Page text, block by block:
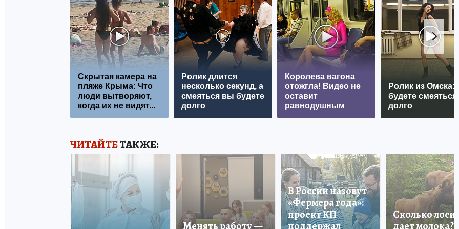
Скрытая камера на
пляже Крыма: Что
люди вытворяют,
когда их не видят...
Ролик длится
несколько секунд, а
смеяться вы будете
долго
Королева вагона
отожгла! Видео не
оставит
равнодушным
Ролик из Омска:
будете смеяться
долго
ЧИТАЙТЕТАКЖЕ:
Менять работу —
В России назовут
«Фермера года»:
проект КП
поддержал
Сколько лосиха
дает молока?